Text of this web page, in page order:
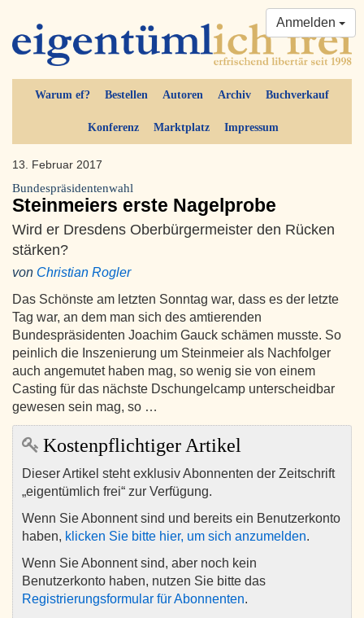
Warum ef? Bestellen Autoren Archiv Buchverkauf
Konferenz Marktplatz Impressum
Anmelden
13. Februar 2017
Bundespräsidentenwahl
Steinmeiers erste Nagelprobe
Wird er Dresdens Oberbürgermeister den Rücken
stärken?
von Christian Rogler
Das Schönste am letzten Sonntag war, dass es der letzte
Tag war, an dem man sich des amtierenden
Bundespräsidenten Joachim Gauck schämen musste. So
peinlich die Inszenierung um Steinmeier als Nachfolger
auch angemutet haben mag, so wenig sie von einem
Casting für das nächste Dschungelcamp unterscheidbar
gewesen sein mag, so …
Kostenpflichtiger Artikel
Dieser Artikel steht exklusiv Abonnenten der Zeitschrift
„eigentümlich frei“ zur Verfügung.
Wenn Sie Abonnent sind und bereits ein Benutzerkonto
haben, klicken Sie bitte hier, um sich anzumelden.
Wenn Sie Abonnent sind, aber noch kein
Benutzerkonto haben, nutzen Sie bitte das
Registrierungsformular für Abonnenten.